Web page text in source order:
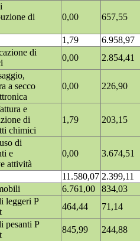
di
0,00 657,55
1,79
6.958,97
di
0,00
2.854,41
a secco
0,00 226,90
e
di
chimici
1,79 203,15
di
e
attività
0,00 3.674,51
11.580,07 2.399,11
6.761,00
834,03
leggeri P
464,44
71,14
pesanti P
845,99
244,88